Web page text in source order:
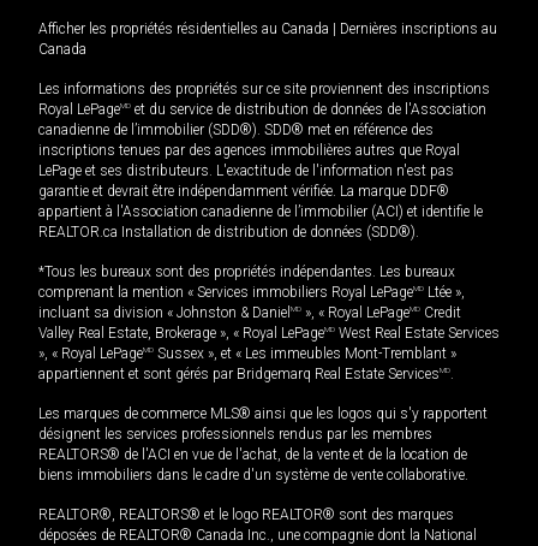
Afficher les propriétés résidentielles au Canada
Dernières inscriptions au
Canada
Les informations des propriétés sur ce site proviennent des inscriptions
Royal LePageMD et du service de distribution de données de l'Association
canadienne de l’immobilier (SDD®). SDD® met en référence des
inscriptions tenues par des agences immobilières autres que Royal
LePage et ses distributeurs. L'exactitude de l'information n'est pas
garantie et devrait être indépendamment vérifiée. La marque DDF®
appartient à l'Association canadienne de l’immobilier (ACI) et identifie le
REALTOR.ca Installation de distribution de données (SDD®).
*Tous les bureaux sont des propriétés indépendantes. Les bureaux
comprenant la mention « Services immobiliers Royal LePageMD Ltée »,
incluant sa division « Johnston & Daniel MD », « Royal LePageMD Credit
Valley Real Estate, Brokerage », « Royal LePageMD West Real Estate Services
», « Royal LePageMD Sussex », et « Les immeubles Mont-Tremblant »
appartiennent et sont gérés par Bridgemarq Real Estate ServicesMD.
Les marques de commerce MLS® ainsi que les logos qui s'y rapportent
désignent les services professionnels rendus par les membres
REALTORS® de l'ACI en vue de l'achat, de la vente et de la location de
biens immobiliers dans le cadre d'un système de vente collaborative.
REALTOR®, REALTORS® et le logo REALTOR® sont des marques
déposées de REALTOR® Canada Inc., une compagnie dont la National